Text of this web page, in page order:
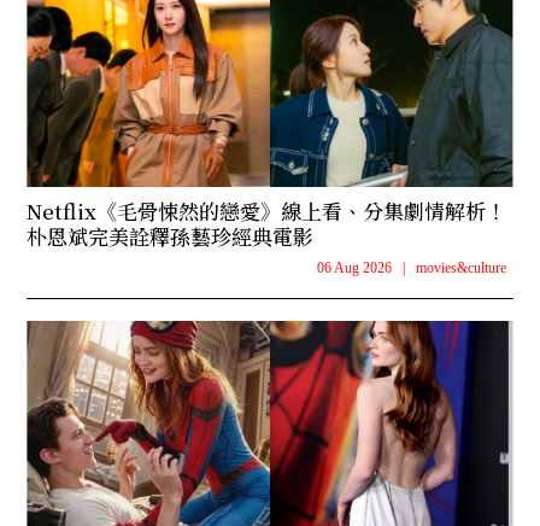
Netflix《毛骨悚然的戀愛》線上看、分集劇情解析！
朴恩斌完美詮釋孫藝珍經典電影
06 Aug 2026 | movies&culture